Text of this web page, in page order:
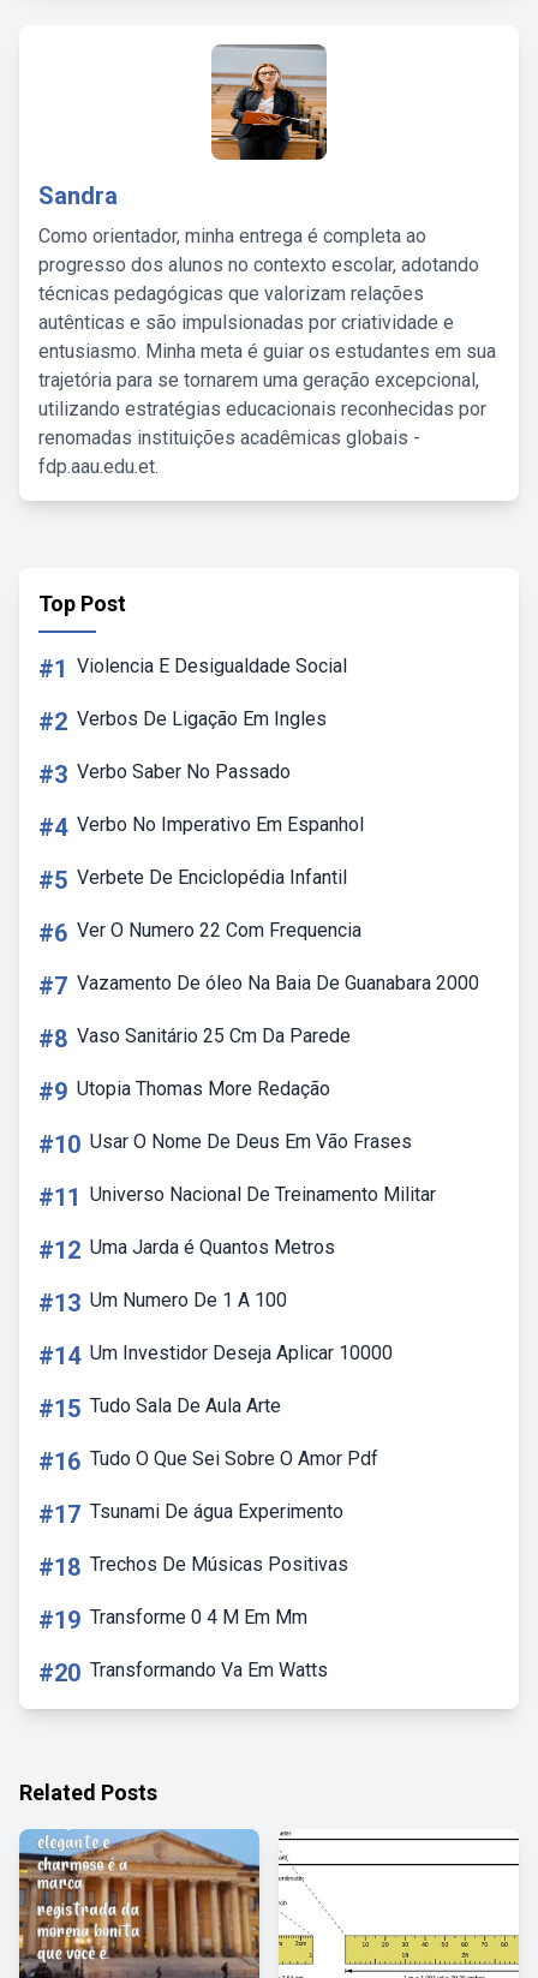
Sandra
Como orientador, minha entrega é completa ao
progresso dos alunos no contexto escolar, adotando
técnicas pedagógicas que valorizam relações
autênticas e são impulsionadas por criatividade e
entusiasmo. Minha meta é guiar os estudantes em sua
trajetória para se tornarem uma geração excepcional,
utilizando estratégias educacionais reconhecidas por
renomadas instituições acadêmicas globais -
fdp.aau.edu.et.
Top Post
#1 Violencia E Desigualdade Social
#2 Verbos De Ligação Em Ingles
#3 Verbo Saber No Passado
#4 Verbo No Imperativo Em Espanhol
#5 Verbete De Enciclopédia Infantil
#6 Ver O Numero 22 Com Frequencia
#7 Vazamento De óleo Na Baia De Guanabara 2000
#8 Vaso Sanitário 25 Cm Da Parede
#9 Utopia Thomas More Redação
#10 Usar O Nome De Deus Em Vão Frases
#11 Universo Nacional De Treinamento Militar
#12 Uma Jarda é Quantos Metros
#13 Um Numero De 1 A 100
#14 Um Investidor Deseja Aplicar 10000
#15 Tudo Sala De Aula Arte
#16 Tudo O Que Sei Sobre O Amor Pdf
#17 Tsunami De água Experimento
#18 Trechos De Músicas Positivas
#19 Transforme 0 4 M Em Mm
#20 Transformando Va Em Watts
Related Posts